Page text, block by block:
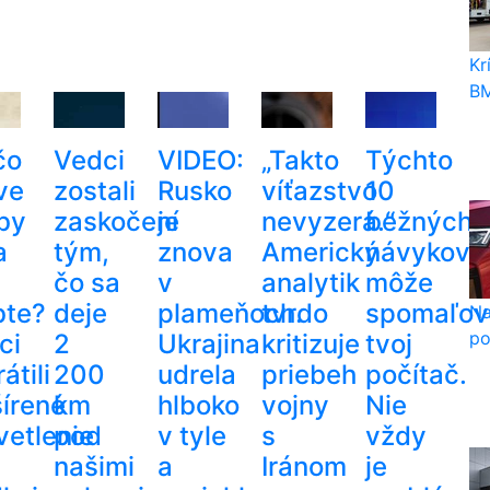
Vedci
zostali
zaskočení
tým,
čo sa
deje
2
200
km
pod
našimi
VIDEO:
Rusko
je
znova
v
plameňoch.
Ukrajina
udrela
hlboko
v tyle
a
„Takto
víťazstvo
nevyzerá.“
Americký
analytik
tvrdo
kritizuje
priebeh
vojny
s
Iránom
Týchto
10
bežných
návykov
môže
tvoj
počítač.
Nie
vždy
je